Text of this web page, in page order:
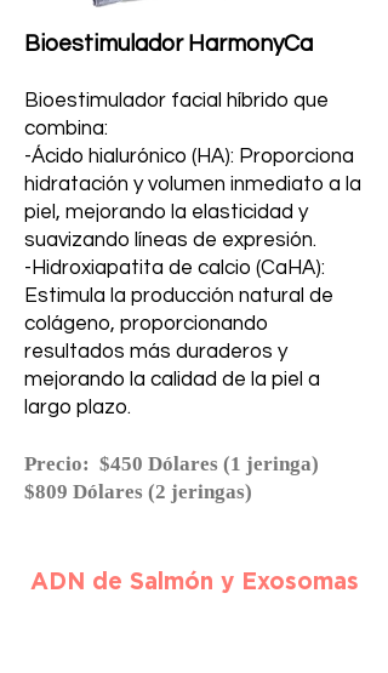
Bioestimulador HarmonyCa
Bioestimulador facial híbrido que
combina:
-Ácido hialurónico (HA): Proporciona
hidratación y volumen inmediato a la
piel, mejorando la elasticidad y
suavizando líneas de expresión.
-Hidroxiapatita de calcio (CaHA):
Estimula la producción natural de
colágeno, proporcionando
resultados más duraderos y
mejorando la calidad de la piel a
largo plazo.
Precio: $450 Dólares (1 jeringa)
$809 Dólares (2 jeringas)
ADN de Salmón y Exosomas